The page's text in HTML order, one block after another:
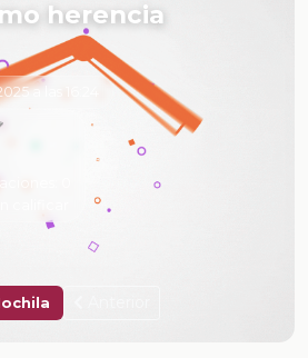
herencia
a las 16:24